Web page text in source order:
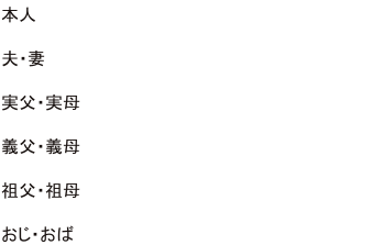
本人
夫・妻
実父・実母
義父・義母
祖父・祖母
おじ・おば